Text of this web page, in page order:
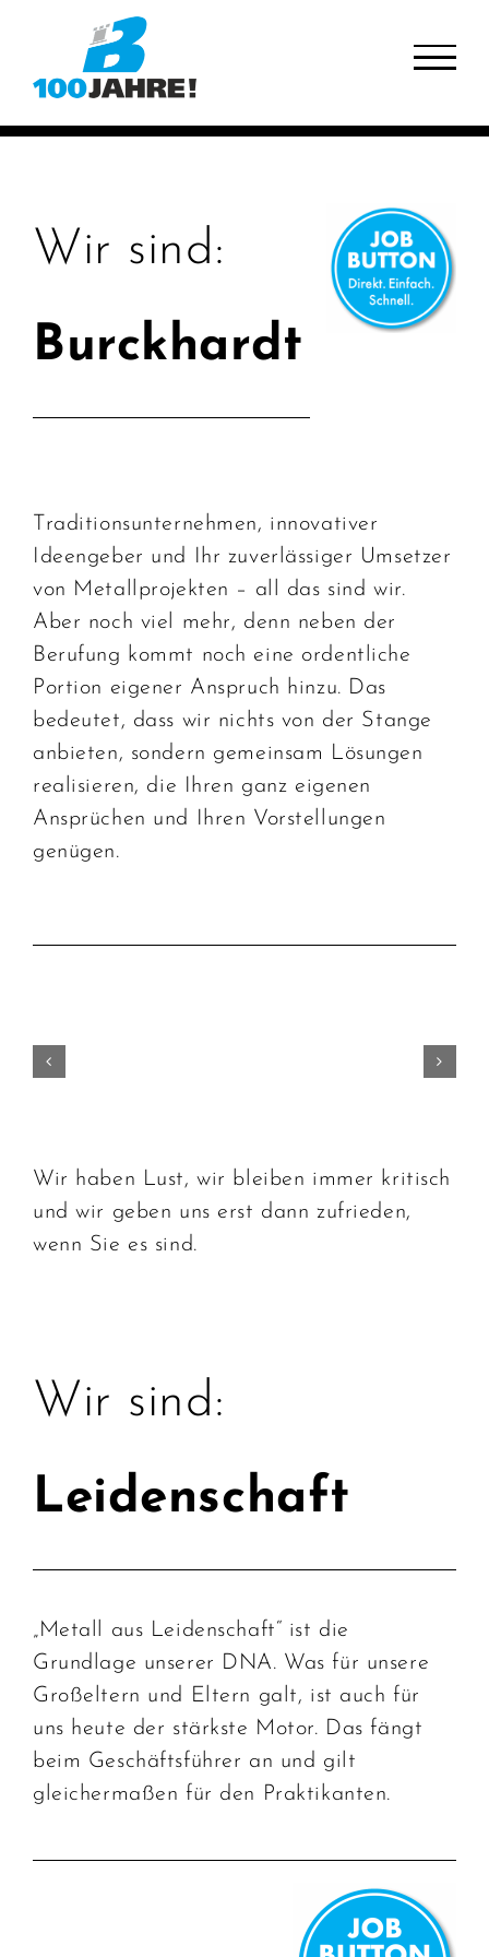
Inhalt
Wir sind:
Burckhardt
Traditionsunternehmen, innovativer
Ideengeber und Ihr zuverlässiger Umsetzer
von Metallprojekten – all das sind wir.
Aber noch viel mehr, denn neben der
Berufung kommt noch eine ordentliche
Portion eigener Anspruch hinzu. Das
bedeutet, dass wir nichts von der Stange
anbieten, sondern gemeinsam Lösungen
realisieren, die Ihren ganz eigenen
Ansprüchen und Ihren Vorstellungen
genügen.
Wir haben Lust, wir bleiben immer kritisch
und wir geben uns erst dann zufrieden,
wenn Sie es sind.
Wir sind:
Leidenschaft
„Metall aus Leidenschaft“ ist die
Grundlage unserer DNA. Was für unsere
Großeltern und Eltern galt, ist auch für
uns heute der stärkste Motor. Das fängt
beim Geschäftsführer an und gilt
gleichermaßen für den Praktikanten.